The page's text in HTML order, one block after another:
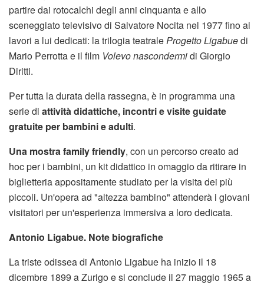
partire dai rotocalchi degli anni cinquanta e allo
sceneggiato televisivo di Salvatore Nocita nel 1977 fino ai
lavori a lui dedicati: la trilogia teatraleProgetto Ligabuedi
Mario Perrotta e il film Volevo nascondermidi Giorgio
Diritti.
Per tutta la durata della rassegna, è in programma una
serie di attività didattiche, incontri e visite guidate
gratuite per bambini e adulti.
Una mostra family friendly, con un percorso creato ad
hoc per i bambini, un kit didattico in omaggio da ritirare in
biglietteria appositamente studiato per la visita dei più
piccoli. Un'opera ad "altezza bambino" attenderà i giovani
visitatori per un'esperienza immersiva a loro dedicata.
Antonio Ligabue. Note biografiche
La triste odissea di Antonio Ligabue ha inizio il 18
dicembre 1899 a Zurigo e si conclude il 27 maggio 1965 a